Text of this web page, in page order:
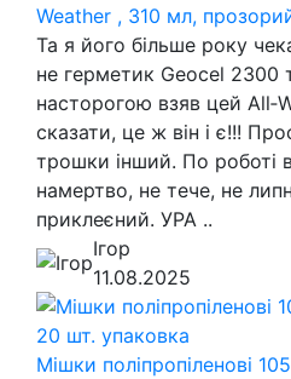
Weather , 310 мл,
Та я його більше року
не герметик Geocel 2300
насторогою взяв цей
сказати, це ж він і є!!!
трошки інший. По роботі
намертво, не тече, не
приклеєний. УРА ..
Ігор
11.08.2025
Мішки поліпропіленові